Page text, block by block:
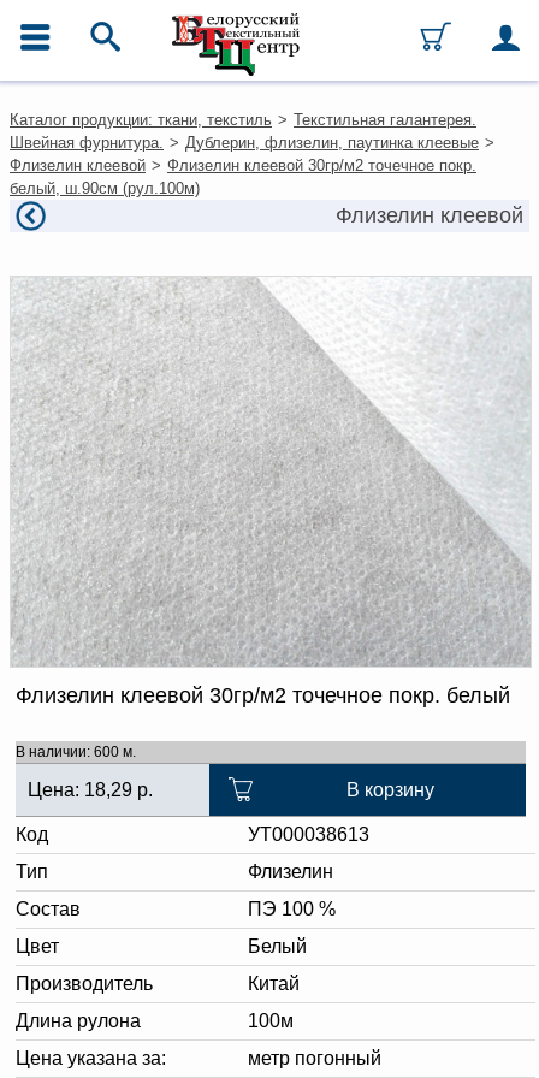
Каталог
Ткани
Домашний текстиль
Одежда
Ковры
гостиниц
Текстильная галантерея и
фурнитура
Условия работы
Оплата и доставка
Как оформить заказ
Вакансии
Как нас найти
Написать нам
Доверенность на
получение груза
Документы по работе с
персональными данными
Письмо руководителю
Вопросы и ответы
Новости | Статьи
Каталог продукции: ткани, текстиль > Текстильная галантерея.
Швейная фурнитура. > Дублерин, флизелин, паутинка клеевые >
Флизелин клеевой > Флизелин клеевой 30гр/м2 точечное покр.
белый, ш.90см (рул.100м)
Флизелин клеевой
Флизелин клеевой 30гр/м2 точечное покр. белый
В наличии: 600 м.
Цена: 18,29 р. В корзину
Код
УТ000038613
Тип
Флизелин
Состав
ПЭ 100 %
Цвет
Белый
Производитель
Китай
Длина рулона
100м
Цена указана за:
метр погонный
Добавить